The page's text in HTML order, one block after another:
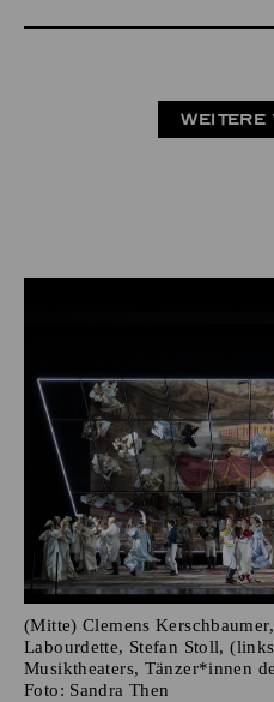
WEITERE
(Mitte) Clemens
Labourdette, Stefan Stoll,
Musiktheaters, Tänzer*innen
Foto: Sandra Then